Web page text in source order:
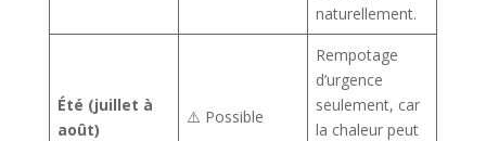
naturellement.
Été (juillet à
août)
⚠️ Possible
Rempotage
d’urgence
seulement, car
la chaleur peut